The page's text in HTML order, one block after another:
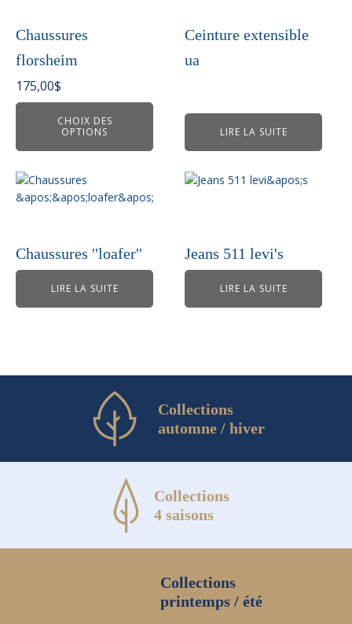
Chaussures
florsheim
175,00$
CHOIX DES
OPTIONS
variations.
options
peuvent
être
la
page
du
produit
Ceinture extensible
ua
LIRE LA SUITE
Chaussures ''loafer''
LIRE LA SUITE
Jeans 511 levi's
LIRE LA SUITE
Collections
automne / hiver
Collections
4 saisons
Collections
printemps / été